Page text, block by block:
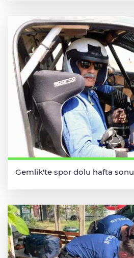
Gemlik'te spor dolu hafta sonu